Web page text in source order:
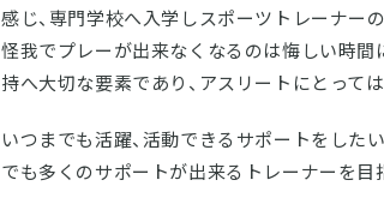
感じ、専門学校へ入学しスポーツトレーナー
怪我でプレーが出来なくなるのは悔しい時間
持へ大切な要素であり、アスリートにとって
いつまでも活躍、活動できるサポートをした
でも多くのサポートが出来るトレーナーを目